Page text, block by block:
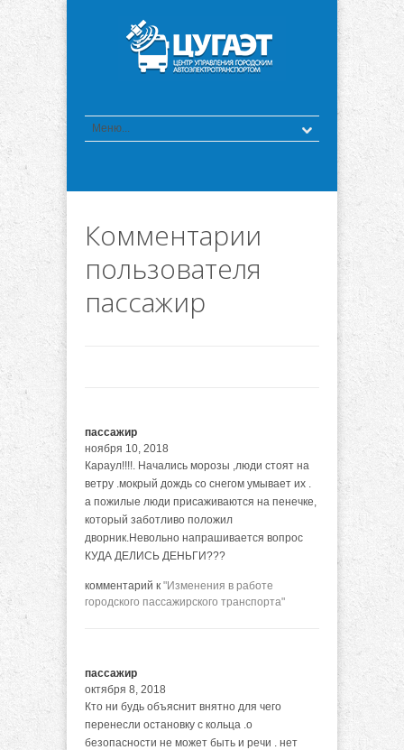
Комментарии
пользователя
пассажир
пассажир
ноября 10, 2018
Караул!!!!. Начались морозы ,люди стоят на
ветру .мокрый дождь со снегом умывает их .
а пожилые люди присаживаются на пенечке,
который заботливо положил
дворник.Невольно напрашивается вопрос
КУДА ДЕЛИСЬ ДЕНЬГИ???
комментарий к "Изменения в работе
городского пассажирского транспорта"
пассажир
октября 8, 2018
Кто ни будь объяснит внятно для чего
перенесли остановку с кольца .о
безопасности не может быть и речи . нет